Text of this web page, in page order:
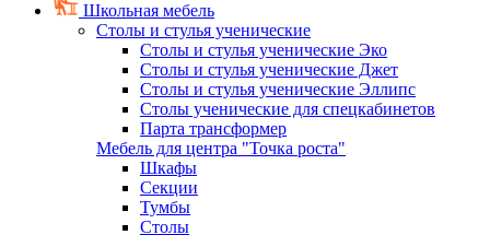
Школьная мебель
Столы и стулья ученические
Столы и стулья ученические Эко
Столы и стулья ученические Джет
Столы и стулья ученические Эллипс
Столы ученические для спецкабинетов
Парта трансформер
Мебель для центра "Точка роста"
Шкафы
Секции
Тумбы
Столы